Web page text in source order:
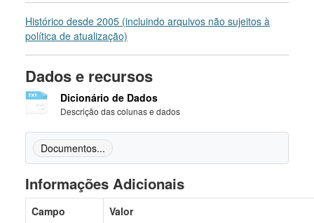
Histórico desde 2005 (incluindo arquivos não sujeitos à
política de atualização)
Dados e recursos
Dicionário de Dados
Descrição das colunas e dados
Documentos...
Informações Adicionais
Campo
Valor